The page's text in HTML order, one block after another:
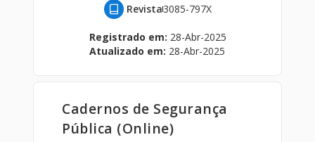
Revista3085-797X
Registrado em: 28-Abr-2025
Atualizado em: 28-Abr-2025
Cadernos de Segurança
Pública (Online)